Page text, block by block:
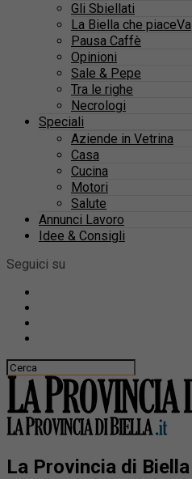
Gli Sbiellati
La Biella che piaceVa
Pausa Caffè
Opinioni
Sale & Pepe
Tra le righe
Necrologi
Speciali
Aziende in Vetrina
Casa
Cucina
Motori
Salute
Annunci Lavoro
Idee & Consigli
Seguici su
La Provincia di Biella